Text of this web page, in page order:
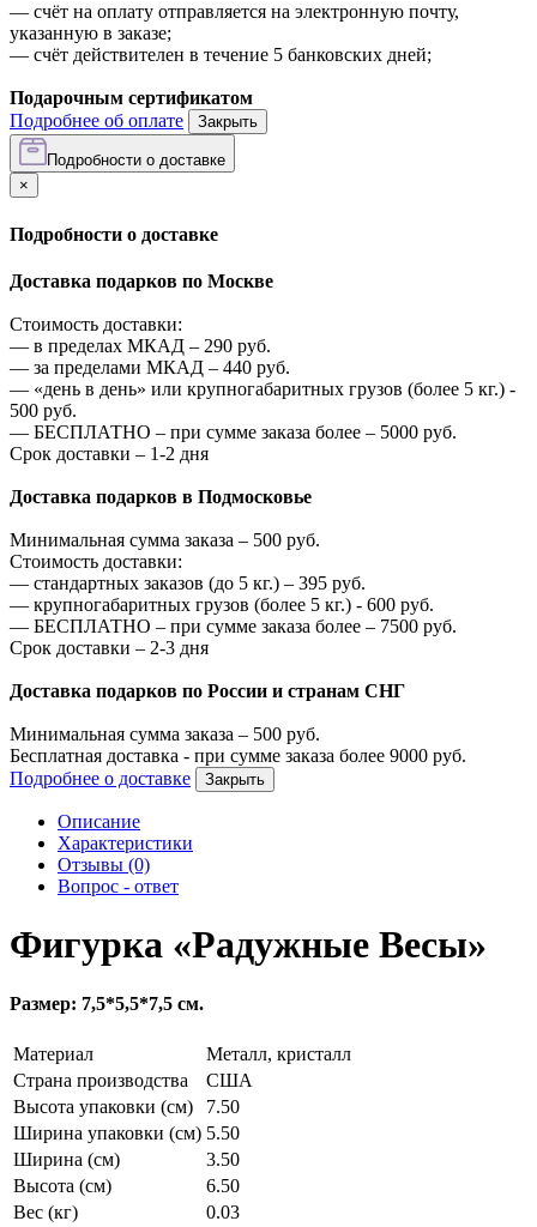
— счёт на оплату отправляется на электронную почту,
указанную в заказе;
— счёт действителен в течение 5 банковских дней;
Подарочным сертификатом
Подробнее об оплате
Закрыть
Подробности о доставке
×
Подробности о доставке
Доставка подарков по Москве
Стоимость доставки:
— в пределах МКАД – 290 руб.
— за пределами МКАД – 440 руб.
— «день в день» или крупногабаритных грузов (более 5 кг.) -
500 руб.
— БЕСПЛАТНО – при сумме заказа более – 5000 руб.
Срок доставки – 1-2 дня
Доставка подарков в Подмосковье
Минимальная сумма заказа – 500 руб.
Стоимость доставки:
— стандартных заказов (до 5 кг.) – 395 руб.
— крупногабаритных грузов (более 5 кг.) - 600 руб.
— БЕСПЛАТНО – при сумме заказа более – 7500 руб.
Срок доставки – 2-3 дня
Доставка подарков по России и странам СНГ
Минимальная сумма заказа – 500 руб.
Бесплатная доставка - при сумме заказа более 9000 руб.
Подробнее о доставке
Закрыть
Описание
Характеристики
Отзывы (0)
Вопрос - ответ
Фигурка «Радужные Весы»
Размер: 7,5*5,5*7,5 см.
Материал
Металл, кристалл
Страна производства
США
Высота упаковки (см)
7.50
Ширина упаковки (см) 5.50
Ширина (см)
3.50
Высота (см)
6.50
Вес (кг)
0.03